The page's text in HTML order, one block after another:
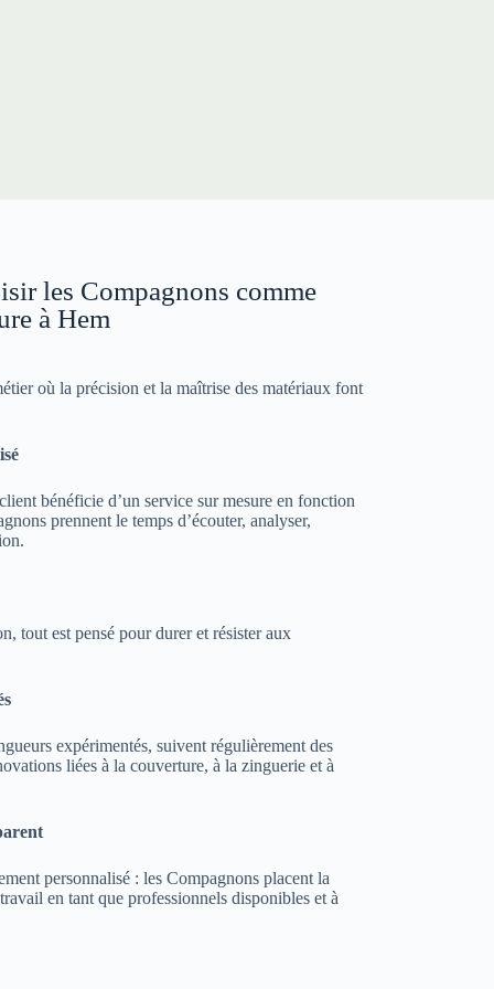
les Compagnons comme
à Hem
où la précision et la maîtrise des matériaux font
bénéficie d’un service sur mesure en fonction
prennent le temps d’écouter, analyser,
tout est pensé pour durer et résister aux
expérimentés, suivent régulièrement des
liées à la couverture, à la zinguerie et à
personnalisé : les Compagnons placent la
en tant que professionnels disponibles et à